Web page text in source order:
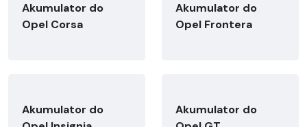
Akumulator do
Opel Corsa
Akumulator do
Opel Frontera
Akumulator do
Akumulator do